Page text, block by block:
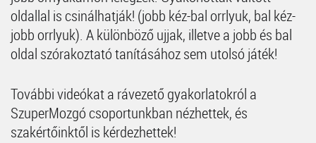
oldallal is csinálhatják! (jobb kéz-bal orrlyuk, bal kéz-
jobb orrlyuk). A különböző ujjak, illetve a jobb és bal
oldal szórakoztató tanításához sem utolsó játék!
További videókat a rávezető gyakorlatokról a
SzuperMozgó csoportunkban nézhettek, és
szakértőinktől is kérdezhettek!